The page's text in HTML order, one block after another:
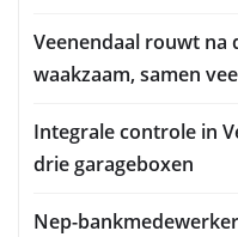
Veenendaal rouwt na
waakzaam, samen
Integrale controle in
drie garageboxen
Nep-